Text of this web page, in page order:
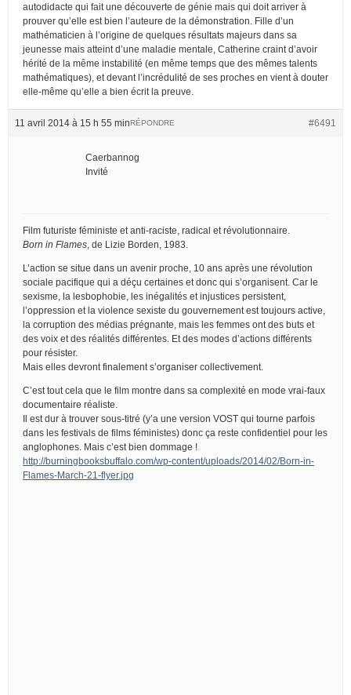
autodidacte qui fait une découverte de génie mais qui doit arriver à
prouver qu’elle est bien l’auteure de la démonstration. Fille d’un
mathématicien à l’origine de quelques résultats majeurs dans sa
jeunesse mais atteint d’une maladie mentale, Catherine craint d’avoir
hérité de la même instabilité (en même temps que des mêmes talents
mathématiques), et devant l’incrédulité de ses proches en vient à douter
elle-même qu’elle a bien écrit la preuve.
11 avril 2014 à 15 h 55 min #6491
RÉPONDRE
Caerbannog
Invité
Film futuriste féministe et anti-raciste, radical et révolutionnaire.
Born in Flames , de Lizie Borden, 1983.
L’action se situe dans un avenir proche, 10 ans après une révolution
sociale pacifique qui a déçu certaines et donc qui s’organisent. Car le
sexisme, la lesbophobie, les inégalités et injustices persistent,
l’oppression et la violence sexiste du gouvernement est toujours active,
la corruption des médias prégnante, mais les femmes ont des buts et
des voix et des réalités différentes. Et des modes d’actions différents
pour résister.
Mais elles devront finalement s’organiser collectivement.
C’est tout cela que le film montre dans sa complexité en mode vrai-faux
documentaire réaliste.
Il est dur à trouver sous-titré (y’a une version VOST qui tourne parfois
dans les festivals de films féministes) donc ça reste confidentiel pour les
anglophones. Mais c’est bien dommage !
http://burningbooksbuffalo.com/wp-content/uploads/2014/02/Born-in-
Flames-March-21-flyer.jpg